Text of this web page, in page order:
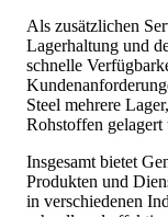
Als zusätzlichen
Lagerhaltung und
schnelle
Steel mehrere
Rohstoffen
Insgesamt bietet
Produkten und
in verschiedenen